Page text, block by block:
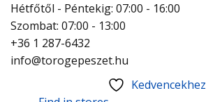
Hétfőtől - Péntekig: 07:00 - 16:00
Szombat: 07:00 - 13:00
+36 1 287-6432
info@torogepeszet.hu
Kedvencekhez